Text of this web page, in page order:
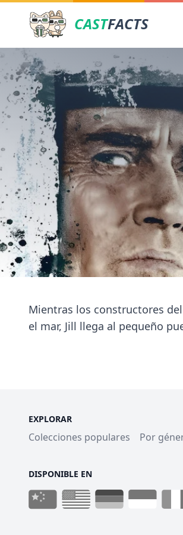
CASTFACTS
Mientras los constructores
el mar, Jill llega al pequeño
EXPLORAR
Colecciones populares Por
DISPONIBLE EN